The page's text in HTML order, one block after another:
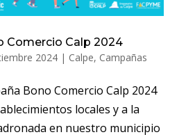
Comercio Calp 2024
2024| Calpe, Campañas
Bono Comercio Calp 2024
locales y a la
en nuestro municipio